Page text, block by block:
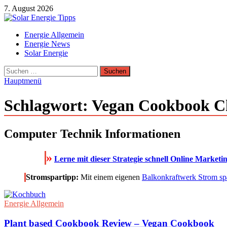
Zum
Inhalt
7. August 2026
Solar Energie Tipps
Solar Energie und Photovoltaik Informationen und Tipps
Energie Allgemein
Energie News
Solar Energie
Suchen
nach:
Hauptmenü
Schlagwort: Vegan Cookbook
Computer Technik Informationen
» Lerne mit dieser Strategie schnell Online
Stromspartipp: Mit einem eigenen Balkonkraftwerk Strom
Energie Allgemein
Plant based Cookbook Review – Vegan Cookbook